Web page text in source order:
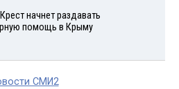
начнет раздавать
помощь в Крыму
СМИ2